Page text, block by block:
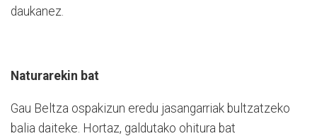
daukanez.
Naturarekin bat
Gau Beltza ospakizun eredu jasangarriak bultzatzeko
balia daiteke. Hortaz, galdutako ohitura bat